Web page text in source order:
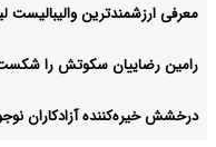
معرفی ارزشمندترین
رامین رضاییان سکوتش را شکست/
درخشش خیره‌کننده آزادکاران